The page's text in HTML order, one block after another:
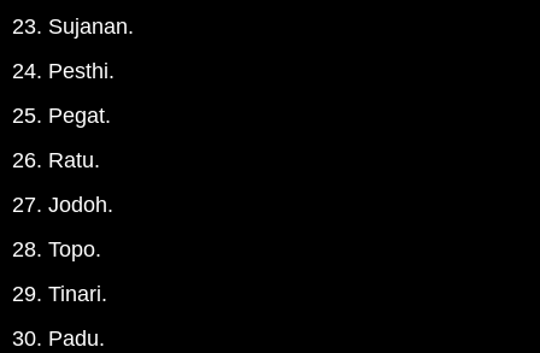
23. Sujanan.
24. Pesthi.
25. Pegat.
26. Ratu.
27. Jodoh.
28. Topo.
29. Tinari.
30. Padu.